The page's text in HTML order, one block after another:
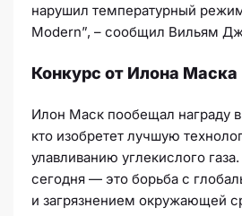
нарушил температурный
Modern”, – сообщил Вильям
Конкурс от Илона Маска
Илон Маск пообещал награду
кто изобретет лучшую
улавливанию углекислого
сегодня — это борьба с
и загрязнением окружающей